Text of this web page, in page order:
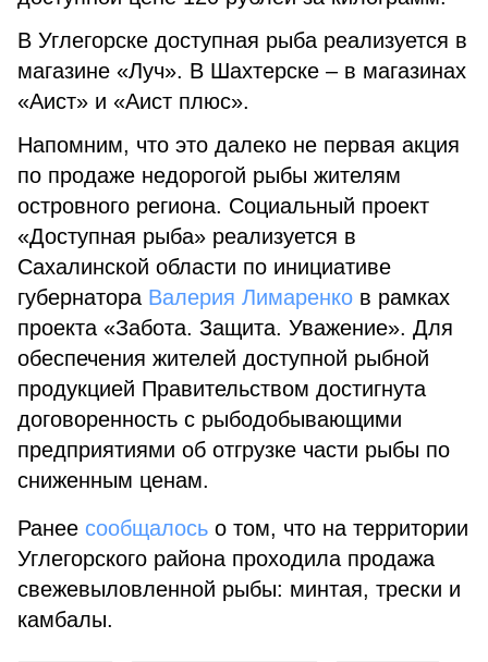
В Углегорске доступная рыба реализуется в
магазине «Луч». В Шахтерске – в магазинах
«Аист» и «Аист плюс».
Напомним, что это далеко не первая акция
по продаже недорогой рыбы жителям
островного региона. Социальный проект
«Доступная рыба» реализуется в
Сахалинской области по инициативе
губернатора Валерия Лимаренко в рамках
проекта «Забота. Защита. Уважение». Для
обеспечения жителей доступной рыбной
продукцией Правительством достигнута
договоренность с рыбодобывающими
предприятиями об отгрузке части рыбы по
сниженным ценам.
Ранее сообщалось о том, что на территории
Углегорского района проходила продажа
свежевыловленной рыбы: минтая, трески и
камбалы.